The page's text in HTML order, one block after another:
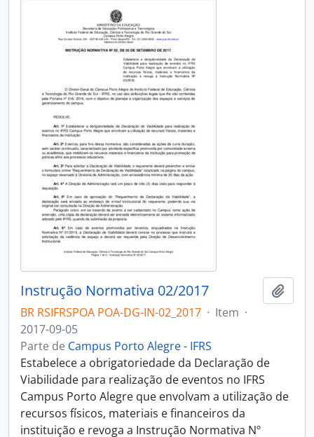
Instrução Normativa 02/2017
BR RSIFRSPOA POA-DG-IN-02_2017 · Item ·
2017-09-05
Parte de Campus Porto Alegre - IFRS
Estabelece a obrigatoriedade da Declaração de
Viabilidade para realização de eventos no IFRS
Campus Porto Alegre que envolvam a utilização de
recursos físicos, materiais e financeiros da
instituição e revoga a Instrução Normativa Nº